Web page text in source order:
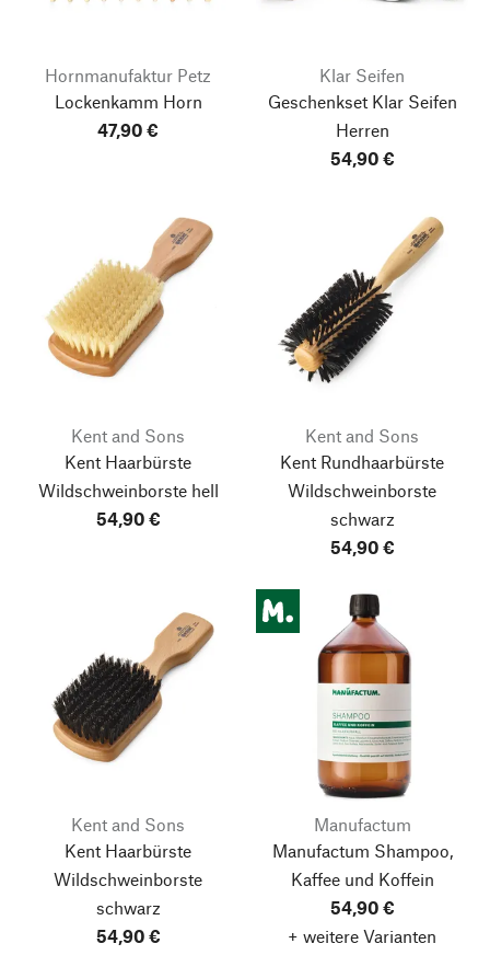
Hornmanufaktur Petz
Lockenkamm Horn
47,90 €
Klar Seifen
Geschenkset Klar Seifen
Herren
54,90 €
Kent and Sons
Kent Haarbürste
Wildschweinborste hell
54,90 €
Kent and Sons
Kent Rundhaarbürste
Wildschweinborste
schwarz
54,90 €
Kent and Sons
Kent Haarbürste
Wildschweinborste
schwarz
54,90 €
Manufactum
Manufactum Shampoo,
Kaffee und Koffein
54,90 €
+ weitere Varianten